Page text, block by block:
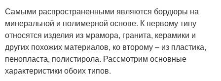
Самыми распространенными являются бордюры на
минеральной и полимерной основе. К первому типу
относятся изделия из мрамора, гранита, керамики и
других похожих материалов, ко второму – из пластика,
пенопласта, полистирола. Рассмотрим основные
характеристики обоих типов.